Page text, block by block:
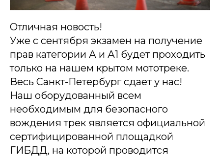
Отличная новость!
Уже с сентября экзамен на получение
прав категории А и А1 будет проходить
только на нашем крытом мототреке.
Весь Санкт-Петербург сдает у нас!
Наш оборудованный всем
необходимым для безопасного
вождения трек является официальной
сертифицированной площадкой
ГИБДД, на которой проводится